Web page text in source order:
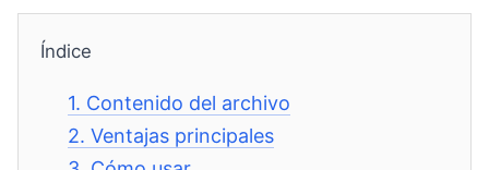
Índice
1. Contenido del archivo
2.Ventajas principales